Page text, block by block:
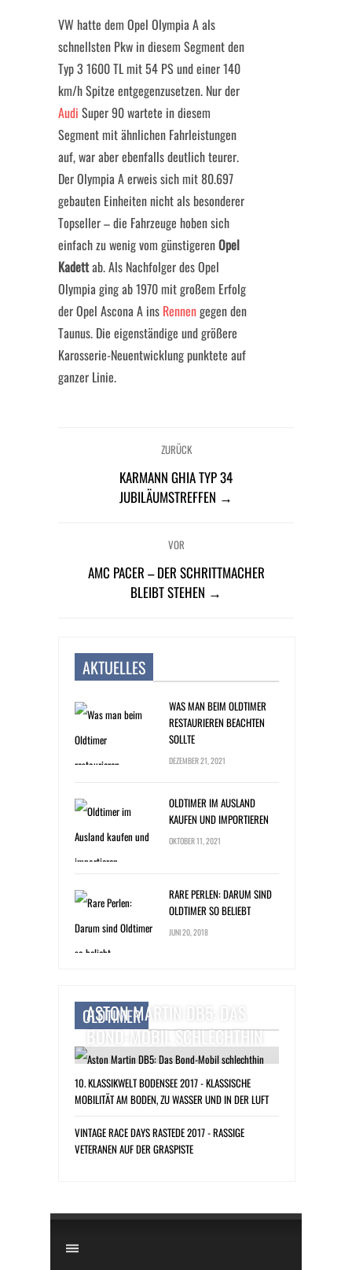
VW hatte dem Opel Olympia A als
schnellsten Pkw in diesem Segment den
Typ 3 1600 TL mit 54 PS und einer 140
km/h Spitze entgegenzusetzen. Nur der
Audi Super 90 wartete in diesem
Segment mit ähnlichen Fahrleistungen
auf, war aber ebenfalls deutlich teurer.
Der Olympia A erweis sich mit 80.697
gebauten Einheiten nicht als besonderer
Topseller – die Fahrzeuge hoben sich
einfach zu wenig vom günstigerenOpel
Kadettab. Als Nachfolger des Opel
Olympia ging ab 1970 mit großem Erfolg
der Opel Ascona A ins Rennengegen den
Taunus. Die eigenständige und größere
Karosserie-Neuentwicklung punktete auf
ganzer Linie.
ZURÜCK
KARMANN GHIA TYP 34
JUBILÄUMSTREFFEN →
VOR
AMC PACER – DER SCHRITTMACHER
BLEIBT STEHEN →
AKTUELLES
WAS MAN BEIM OLDTIMER
RESTAURIEREN BEACHTEN
SOLLTE
DEZEMBER 21, 2021
OLDTIMER IM AUSLAND
KAUFEN UND IMPORTIEREN
OKTOBER 11, 2021
RARE PERLEN: DARUM SIND
OLDTIMER SO BELIEBT
JUNI 20, 2018
OLDTIMER
ASTON MARTIN DB5: DAS
BOND-MOBIL SCHLECHTHIN
10. KLASSIKWELT BODENSEE 2017 - KLASSISCHE
MOBILITÄT AM BODEN, ZU WASSER UND IN DER LUFT
VINTAGE RACE DAYS RASTEDE 2017 - RASSIGE
VETERANEN AUF DER GRASPISTE